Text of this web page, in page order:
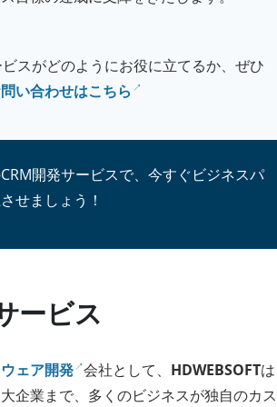
スがどのようにお役に立てるか、ぜひ
い合わせはこちら
開発サービスで、今すぐビジネスパ
せましょう！
ービス
ェア開発 会社として、 HDWEBSOFTは
企業まで、多くのビジネスが独自のカス